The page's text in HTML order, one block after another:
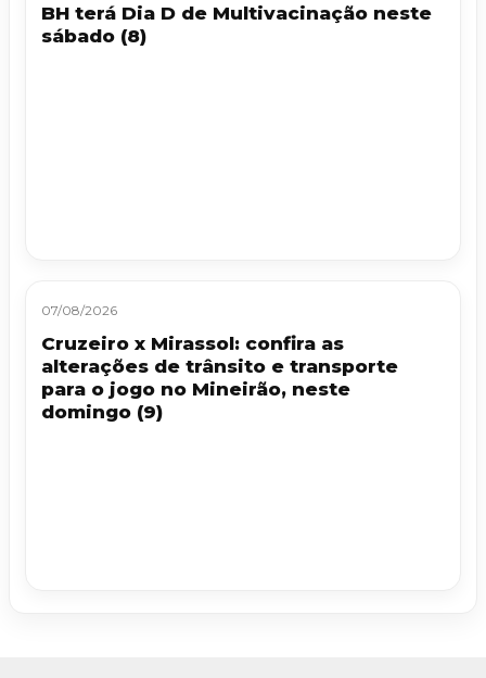
BH terá Dia D de Multivacinação neste
sábado (8)
07/08/2026
Cruzeiro x Mirassol: confira as
alterações de trânsito e transporte
para o jogo no Mineirão, neste
domingo (9)